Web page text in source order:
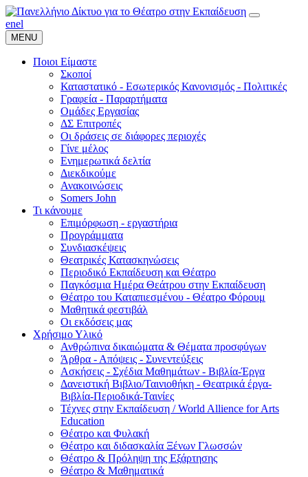
enel
MENU
Ποιοι Είμαστε
Σκοποί
Καταστατικό - Εσωτερικός Κανονισμός - Πολιτικές
Γραφεία - Παραρτήματα
Ομάδες Εργασίας
ΔΣ Επιτροπές
Οι δράσεις σε διάφορες περιοχές
Γίνε μέλος
Ενημερωτικά δελτία
Διεκδικούμε
Ανακοινώσεις
Somers John
Τι κάνουμε
Επιμόρφωση - εργαστήρια
Προγράμματα
Συνδιασκέψεις
Θεατρικές Κατασκηνώσεις
Περιοδικό Εκπαίδευση και Θέατρο
Παγκόσμια Ημέρα Θεάτρου στην Εκπαίδευση
Θέατρο του Καταπιεσμένου - Θέατρο Φόρουμ
Μαθητικά φεστιβάλ
Οι εκδόσεις μας
Χρήσιμο Υλικό
Ανθρώπινα δικαιώματα & Θέματα προσφύγων
Άρθρα - Απόψεις - Συνεντεύξεις
Ασκήσεις - Σχέδια Μαθημάτων - Βιβλία-Έργα
Δανειστική Βιβλιο/Ταινιοθήκη - Θεατρικά έργα-
Βιβλία-Περιοδικά-Ταινίες
Τέχνες στην Εκπαίδευση / World Allience for Arts
Education
Θέατρο και Φυλακή
Θέατρο και διδασκαλία Ξένων Γλωσσών
Θέατρο & Πρόληψη της Εξάρτησης
Θέατρο & Μαθηματικά